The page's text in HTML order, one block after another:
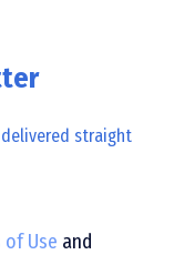
delivered straight
of Use and